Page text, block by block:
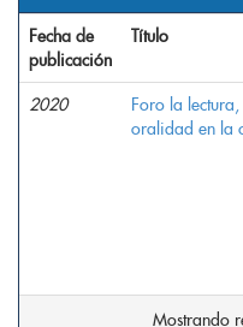
Fecha de
publicación
Título
2020
Foro la
oralidad en la
Mostrando